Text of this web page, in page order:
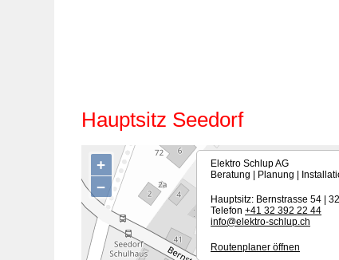
Hauptsitz Seedorf
Elektro Schlup AG
Beratung | Planung |
Hauptsitz: Bernstrasse 54 |
Telefon +41 32 392 22 44
nf
l ktr -schl p ch
Routenplaner öffnen
+
−